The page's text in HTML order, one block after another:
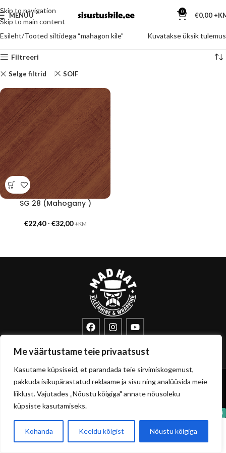
Me väärtustame teie privaatsust
Kasutame küpsiseid, et parandada teie sirvimiskogemust,
pakkuda isikupärastatud reklaame ja sisu ning analüüsida meie
liiklust. Vajutades „Nõustu kõigiga" annate nõusoleku
küpsiste kasutamiseks.
Kohanda Keeldu kõigist Nõustu kõigiga
Skip to navigation
Skip to main content
MENÜÜ 0 €0,00
Esileht Tooted siltidega “mahagon kile” Kuvatakse üksik tulemus
Filtreeri
Selge filtrid SOIF
SG 28 (Mahogany )
€22,40- €32,00 +KM
Pärnu mnt 160E, 11317 Tallinn
Copyrightsisustuskile.ee© 2026
Privaatsuspoliitika
Müügitingimused
0